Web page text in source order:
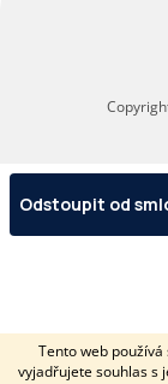
Tento web
vyjadřujete souhlas s
Odstoupit od